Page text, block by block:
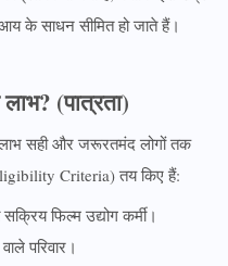
के साधन सीमित हो जाते हैं।
(पात्रता)
सही और जरूरतमंद लोगों तक
Criteria) तय किए हैं:
फिल्म उद्योग कर्मी।
परिवार।